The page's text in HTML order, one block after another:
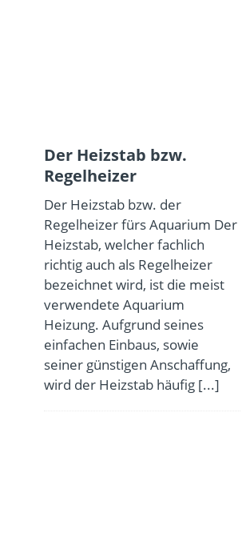
Der Heizstab bzw.
Regelheizer
Der Heizstab bzw. der
Regelheizer fürs Aquarium Der
Heizstab, welcher fachlich
richtig auch als Regelheizer
bezeichnet wird, ist die meist
verwendete Aquarium
Heizung. Aufgrund seines
einfachen Einbaus, sowie
seiner günstigen Anschaffung,
wird der Heizstab häufig [...]